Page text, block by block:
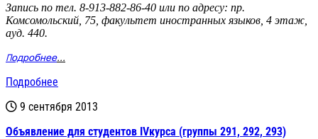
Запись по тел. 8-913-882-86-40 или по адресу: пр.
Комсомольский, 75, факультет иностранных языков, 4 этаж,
ауд. 440.
Подробнее...
Подробнее
9 сентября 2013
Объявление для студентов IVкурса (группы 291, 292, 293)